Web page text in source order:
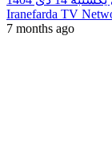
Iranefarda TV
7 months ago